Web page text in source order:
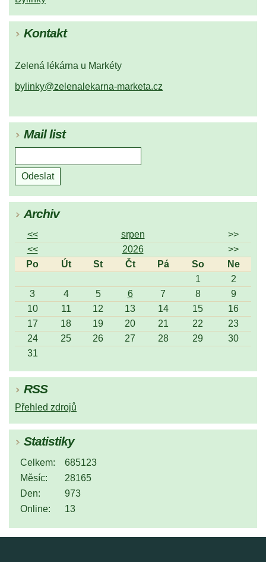
Kontakt
Zelená lékárna u Markéty
bylinky@zelenalekarna-marketa.cz
Mail list
Archiv
<< srpen
>>
<<
2026
>>
Po
Út St Čt Pá So
Ne
1
2
3
4 5 6 7 8
9
10
11 12 13 14 15
16
17
18 19 20 21 22
23
24
25 26 27 28 29
30
31
RSS
Přehled zdrojů
Statistiky
Online: 13
Celkem:
685123
Měsíc:
28165
Den:
973